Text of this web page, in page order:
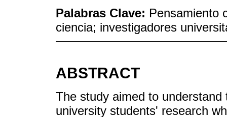
Palabras Clave: Pensamiento
ciencia; investigadores
ABSTRACT
The study aimed to
university students' research